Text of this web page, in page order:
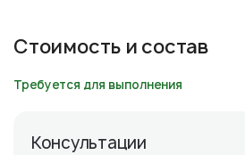
Стоимость и состав
Требуется для выполнения
Консультации